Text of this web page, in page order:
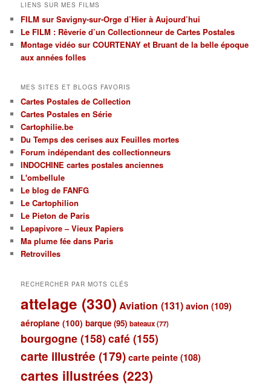
par
régions
et
par
thèmes
LIENS SUR MES FILMS
FILM sur Savigny-sur-Orge d’Hier à Aujourd’hui
Le FILM : Rêverie d’un Collectionneur de Cartes Postales
Montage vidéo sur COURTENAY et Bruant de la belle époque
aux années folles
MES SITES ET BLOGS FAVORIS
Cartes Postales de Collection
Cartes Postales en Série
Cartophilie.be
Du Temps des cerises aux Feuilles mortes
Forum indépendant des collectionneurs
INDOCHINE cartes postales anciennes
L'ombellule
Le blog de FANFG
Le Cartophilion
Le Pieton de Paris
Lepapivore – Vieux Papiers
Ma plume fée dans Paris
Retrovilles
RECHERCHER PAR MOTS CLÉS
attelage (330) Aviation (131) avion (109)
aéroplane (100) barque (95) bateaux(77)
bourgogne (158) café (155)
carte illustrée (179) carte peinte (108)
cartes illustrées (223)